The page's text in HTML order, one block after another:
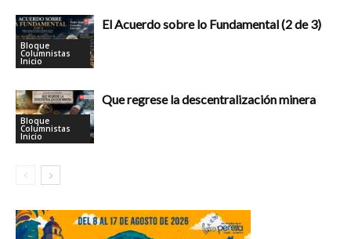
Bloque
Columnistas
Inicio
El Acuerdo sobre lo Fundamental (2 de 3)
Bloque
Columnistas
Inicio
Que regrese la descentralización minera